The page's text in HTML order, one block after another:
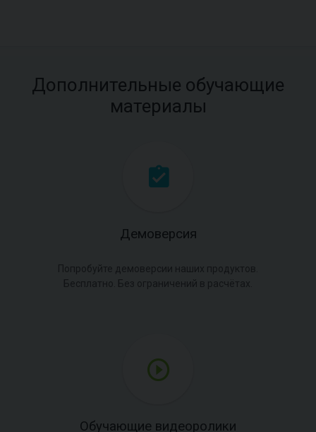
Дополнительные обучающие
материалы
Демоверсия
Попробуйте демоверсии наших продуктов.
Бесплатно. Без ограничений в расчётах.
Обучающие видеоролики